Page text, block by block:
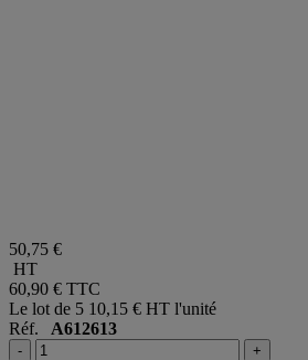
50,75 €
HT
60,90 € TTC
Le lot de 5 10,15 € HT l'unité
Réf. A612613
- +